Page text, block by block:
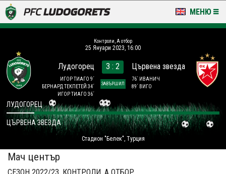
МЕНЮ
LUDOGORETS TV
НА ТЕРЕНА
СТАДИОН & БАЗИ
КЛУБ
ЗА ФЕНОВЕ
Контроли, А отбор
25 Януари 2023, 16:00
Лудогорец
ИГОР ТИАГО 9´
БЕРНАРД ТЕКПЕТЕЙ 34´
ИГОР ТИАГО 36´
3 : 2
ЗАВЪРШИЛ
Цървена звезда
76´ ИВАНИЧ
89´ ВИГО
Стадион "Белек", Турция
ЛУДОГОРЕЦ
ЦЪРВЕНА ЗВЕЗДА
Мач център